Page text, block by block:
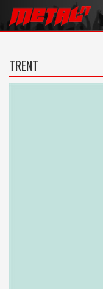
TRENT